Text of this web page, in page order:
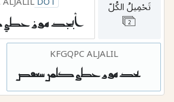
تَحْمِيلُ الكُلّ
2 أبجد هوز
KFGQPC ALJALIL
أبجد هوز حطي كلمن سعفص